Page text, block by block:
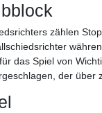
zählen
das Spiel von
der über